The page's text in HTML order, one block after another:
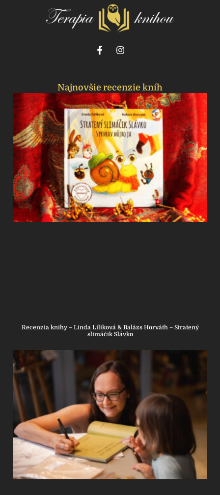
Najnovšie recenzie kníh
Recenzia knihy – Linda Liliková & Balázs Horváth – Stratený
slimáčik Slávko